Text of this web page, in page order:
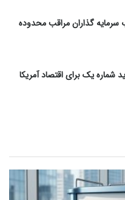
سرمایه گذاران مراقب محدوده
شماره یک برای اقتصاد آمریکا